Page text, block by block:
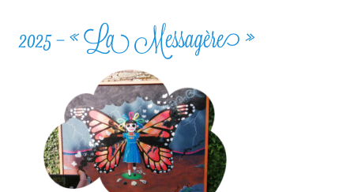
2025 – « La Messagère »